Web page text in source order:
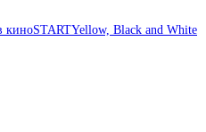
киноSTARTYellow, Black and White